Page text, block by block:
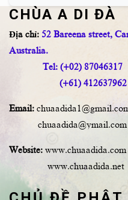
CHÙA A DI ĐÀ
Địa chỉ: 52 Bareena street,
Australia.
Tel: (+02) 87046317
(+61) 412637962
Email:
chuaadida@ymail.com
Website: www.chuaadida.com
www.chuaadida.net